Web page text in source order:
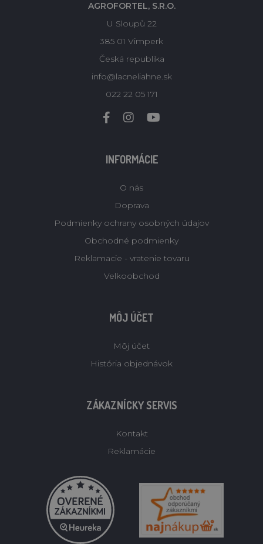
AGROFORTEL, S.R.O.
U Sloupů 22
385 01 Vimperk
Česká republika
info@lacneliahne.sk
022 22 05 171
INFORMÁCIE
O nás
Doprava
Podmienky ochrany osobných údajov
Obchodné podmienky
Reklamacie - vratenie tovaru
Velkoobchod
MÔJ ÚČET
Môj účet
História objednávok
ZÁKAZNÍCKY SERVIS
Kontakt
Reklamácie